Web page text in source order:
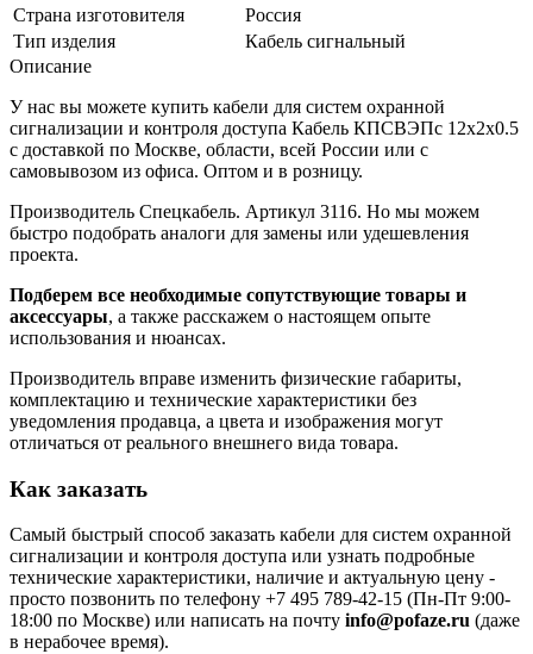
Страна изготовителя
Россия
Тип изделия
Кабель сигнальный
Описание
У нас вы можете купить кабели для систем охранной
сигнализации и контроля доступа Кабель КПСВЭПс 12х2х0.5
с доставкой по Москве, области, всей России или с
самовывозом из офиса. Оптом и в розницу.
Производитель Спецкабель. Артикул 3116. Но мы можем
быстро подобрать аналоги для замены или удешевления
проекта.
Подберем все необходимые сопутствующие товары и
аксессуары, а также расскажем о настоящем опыте
использования и нюансах.
Производитель вправе изменить физические габариты,
комплектацию и технические характеристики без
уведомления продавца, а цвета и изображения могут
отличаться от реального внешнего вида товара.
Как заказать
Самый быстрый способ заказать кабели для систем охранной
сигнализации и контроля доступа или узнать подробные
технические характеристики, наличие и актуальную цену -
просто позвонить по телефону +7 495 789-42-15 (Пн-Пт 9:00-
18:00 по Москве) или написать на почту info@pofaze.ru (даже
в нерабочее время).